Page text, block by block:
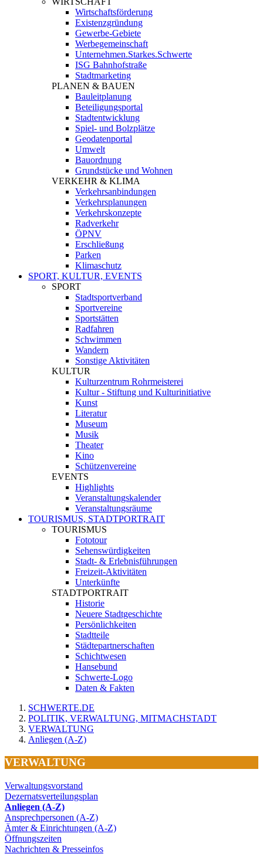
Wirtschaftsförderung
Existenzgründung
Gewerbe-Gebiete
Werbegemeinschaft
Unternehmen.Starkes.Schwerte
ISG Bahnhofstraße
Stadtmarketing
PLANEN & BAUEN
Bauleitplanung
Beteiligungsportal
Stadtentwicklung
Spiel- und Bolzplätze
Geodatenportal
Umwelt
Bauordnung
Grundstücke und Wohnen
VERKEHR & KLIMA
Verkehrsanbindungen
Verkehrsplanungen
Verkehrskonzepte
Radverkehr
ÖPNV
Erschließung
Parken
Klimaschutz
SPORT, KULTUR, EVENTS
SPORT
Stadtsportverband
Sportvereine
Sportstätten
Radfahren
Schwimmen
Wandern
Sonstige Aktivitäten
KULTUR
Kulturzentrum Rohrmeisterei
Kultur - Stiftung und Kulturinitiative
Kunst
Literatur
Museum
Musik
Theater
Kino
Schützenvereine
EVENTS
Highlights
Veranstaltungskalender
Veranstaltungsräume
TOURISMUS, STADTPORTRAIT
TOURISMUS
Fototour
Sehenswürdigkeiten
Stadt- & Erlebnisführungen
Freizeit-Aktivitäten
Unterkünfte
STADTPORTRAIT
Historie
Neuere Stadtgeschichte
Persönlichkeiten
Stadtteile
Städtepartnerschaften
Schichtwesen
Hansebund
Schwerte-Logo
Daten & Fakten
SCHWERTE.DE
POLITIK, VERWALTUNG, MITMACHSTADT
VERWALTUNG
Anliegen (A-Z)
VERWALTUNG
Verwaltungsvorstand
Dezernatsverteilungsplan
Anliegen (A-Z)
Ansprechpersonen (A-Z)
Ämter & Einrichtungen (A-Z)
Öffnungszeiten
Nachrichten & Presseinfos